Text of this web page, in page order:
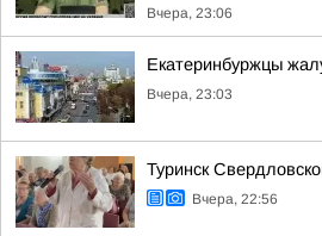
Вчера, 23:06
Екатеринбуржцы
Вчера, 23:03
Туринск
Вчера, 22:56